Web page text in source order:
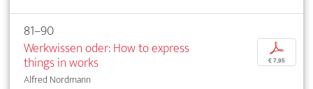
81–90
Werkwissen oder: How to express
things in works
Alfred Nordmann
p
€ 7,95